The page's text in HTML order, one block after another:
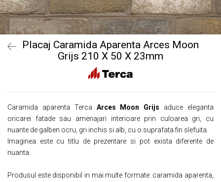
Placaj Caramida Aparenta Arces Moon
Grijs 210 X 50 X 23mm
Caramida aparenta Terca Arces Moon Grijs aduce eleganta
oricarei fatade sau amenajari interioare prin culoarea gri, cu
nuante de galben ocru, gri inchis si alb, cu o suprafata fin slefuita.
Imaginea este cu titlu de prezentare si pot exista diferente de
nuanta.
Produsul este disponibil in mai multe formate: caramida aparenta,